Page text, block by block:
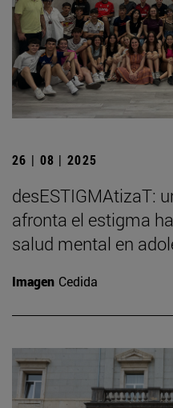
26 | 08 | 2025
desESTIGMAtizaT:
afronta el estigma
salud mental en
Imagen Cedida